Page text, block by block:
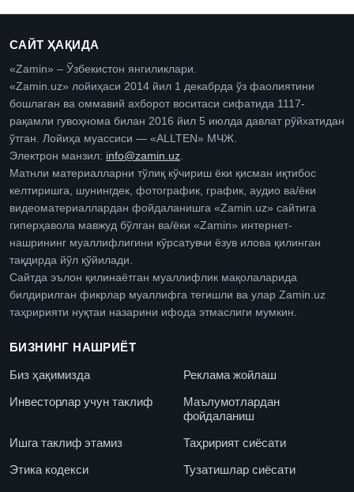
САЙТ ҲАҚИДА
«Zamin» – Ўзбекистон янгиликлари.
«Zamin.uz» лойиҳаси 2014 йил 1 декабрда ўз фаолиятини
бошлаган ва оммавий ахборот воситаси сифатида 1117-
рақамли гувоҳнома билан 2016 йил 5 июлда давлат рўйхатидан
ўтган. Лойиҳа муассиси — «ALLTEN» МЧЖ.
Электрон манзил: info@zamin.uz
Матнли материалларни тўлиқ кўчириш ёки қисман иқтибос
келтиришга, шунингдек, фотографик, график, аудио ва/ёки
видеоматериаллардан фойдаланишга «Zamin.uz» сайтига
гиперҳавола мавжуд бўлган ва/ёки «Zamin» интернет-
нашрининг муаллифлигини кўрсатувчи ёзув илова қилинган
тақдирда йўл қўйилади.
Сайтда эълон қилинаётган муаллифлик мақолаларида
билдирилган фикрлар муаллифга тегишли ва улар Zamin.uz
таҳририяти нуқтаи назарини ифода этмаслиги мумкин.
БИЗНИНГ НАШРИЁТ
Биз ҳақимизда
Реклама жойлаш
Инвесторлар учун таклиф
Маълумотлардан
фойдаланиш
Ишга таклиф этамиз
Таҳририят сиёсати
Этика кодекси
Тузатишлар сиёсати